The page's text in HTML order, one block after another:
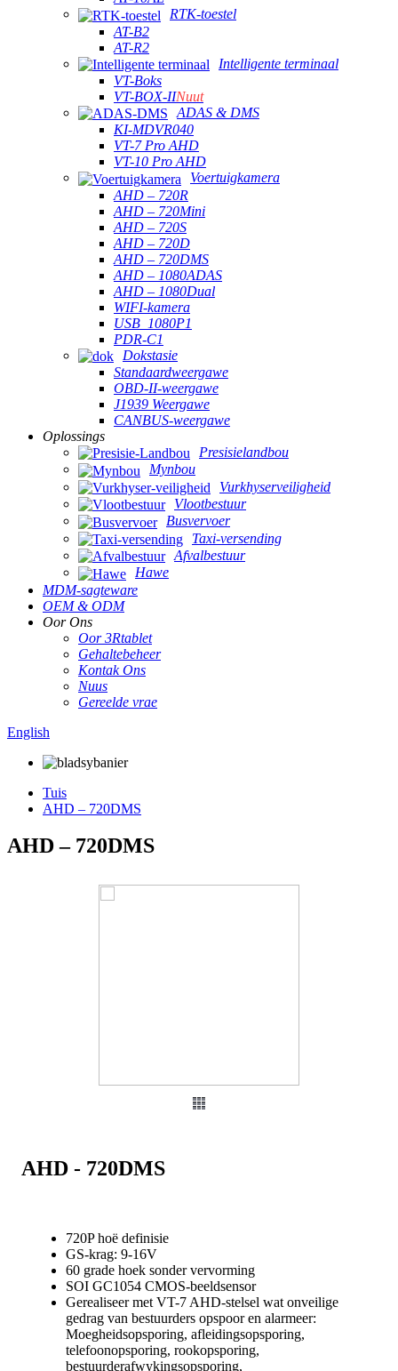
RTK-toestel
AT-B2
AT-R2
Intelligente terminaal
VT-Boks
VT-BOX-IINuut
ADAS & DMS
KI-MDVR040
VT-7 Pro AHD
VT-10 Pro AHD
Voertuigkamera
AHD – 720R
AHD – 720Mini
AHD – 720S
AHD – 720D
AHD – 720DMS
AHD – 1080ADAS
AHD – 1080Dual
WIFI-kamera
USB_1080P1
PDR-C1
Dokstasie
Standaardweergawe
OBD-II-weergawe
J1939 Weergawe
CANBUS-weergawe
Oplossings
Presisielandbou
Mynbou
Vurkhyserveiligheid
Vlootbestuur
Busvervoer
Taxi-versending
Afvalbestuur
Hawe
MDM-sagteware
OEM & ODM
Oor Ons
Oor 3Rtablet
Gehaltebeheer
Kontak Ons
Nuus
Gereelde vrae
English
Tuis
AHD – 720DMS
AHD – 720DMS
AHD - 720DMS
720P hoë definisie
GS-krag: 9-16V
60 grade hoek sonder vervorming
SOI GC1054 CMOS-beeldsensor
Gerealiseer met VT-7 AHD-stelsel wat onveilige
gedrag van bestuurders opspoor en alarmeer:
Moegheidsopsporing, afleidingsopsporing,
telefoonopsporing, rookopsporing,
bestuurderafwykingsopsporing,